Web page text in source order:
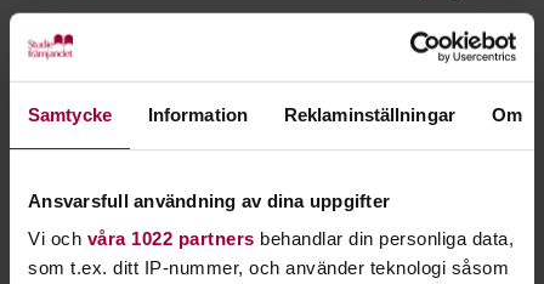
Samtycke Information Reklaminställningar Om
Ansvarsfull användning av dina uppgifter
Vi och våra 1022 partners behandlar din personliga data,
som t.ex. ditt IP-nummer, och använder teknologi såsom
Jazzdans - Kalmar
Jazzdansen är i ständig utveckling och influeras
idag av exempelvis hip-hop och modern dans.
Varje lärare inom jazzdansen har sin personliga
stil. Vilken stil blir din?
Jazzdans är en scenisk dansstil som föddes i USA under 1900-
talet, när klassisk balett mötte den afroamerikanska